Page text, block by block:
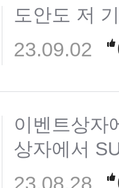
도안도 저
23.09.02
이벤트상자
상자에서
23.08.28